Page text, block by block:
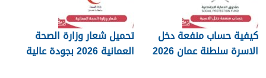
كيفية حساب منفعة دخل
الاسرة سلطنة عمان 2026
تحميل شعار وزارة الصحة
العمانية 2026 بجودة عالية